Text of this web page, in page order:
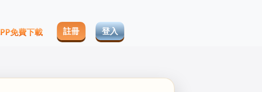
免費下載 註冊 登入